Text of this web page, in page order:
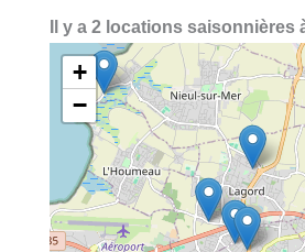
Il y a 2 locations saisonnières
+
−